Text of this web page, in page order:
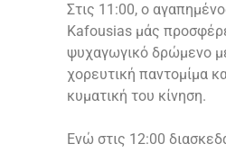
Στις 11:00, ο
Kafousias μάς
ψυχαγωγικό δρώμενο
χορευτική παντομίμα
κυματική του κίνηση.
Ενώ στις 12:00